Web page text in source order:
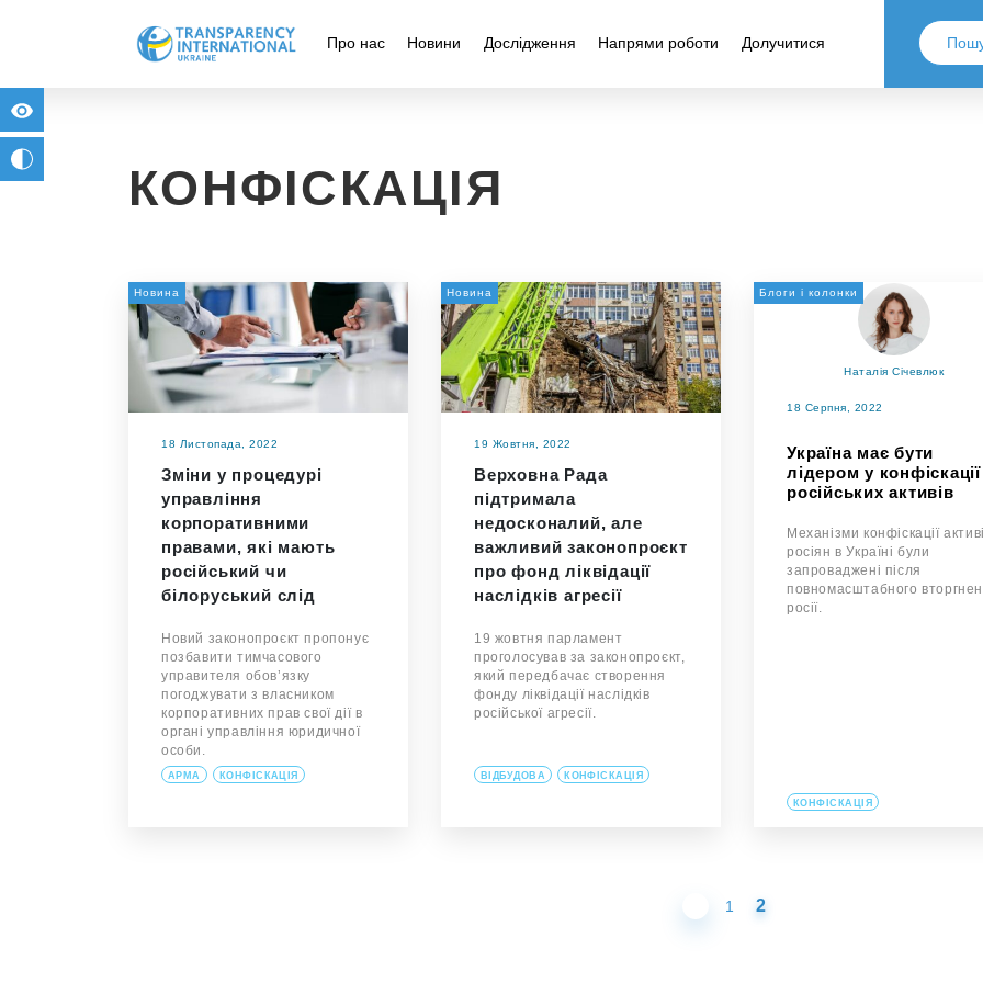
Про нас Новини Дослідження Напрями роботи Долучитися
КОНФІСКАЦІЯ
Новина
18 Листопада, 2022
Зміни у процедурі
управління
корпоративними
правами, які мають
російський чи
білоруський слід
Новий законопроєкт пропонує
позбавити тимчасового
управителя обов’язку
погоджувати з власником
корпоративних прав свої дії в
органі управління юридичної
особи.
АРМА КОНФІСКАЦІЯ
Новина
19 Жовтня, 2022
Верховна Рада
підтримала
недосконалий, але
важливий законопроєкт
про фонд ліквідації
наслідків агресії
19 жовтня парламент
проголосував за законопроєкт,
який передбачає створення
фонду ліквідації наслідків
російської агресії.
ВІДБУДОВА КОНФІСКАЦІЯ
Блоги і колонки
Наталія Січевлюк
18 Серпня, 2022
Україна має бути
лідером у конфіскації
російських активів
Механізми конфіскації
росіян в Україні були
запроваджені після
повномасштабного
росії.
КОНФІСКАЦІЯ
1 2